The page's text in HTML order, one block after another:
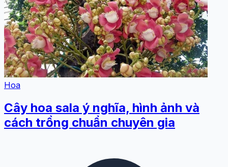
Hoa
Cây hoa sala ý nghĩa, hình ảnh và
cách trồng chuẩn chuyên gia